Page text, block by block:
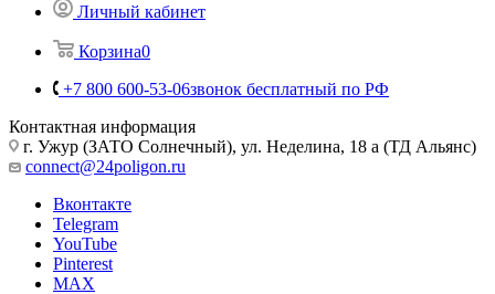
Личный кабинет
Корзина0
+7 800 600-53-06звонок бесплатный по РФ
Контактная информация
г. Ужур (ЗАТО Солнечный), ул. Неделина, 18 а (ТД Альянс)
connect@24poligon.ru
Вконтакте
Telegram
YouTube
Pinterest
MAX